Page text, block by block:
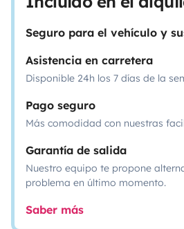
Seguro para el vehículo y
Asistencia en carretera
Disponible 24h los 7 días de la
Pago seguro
Más comodidad con nuestras
Garantía de salida
Nuestro equipo te propone
problema en último momento.
Saber más